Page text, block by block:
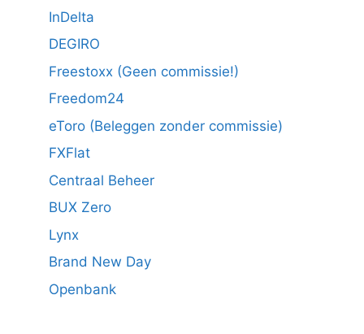
InDelta
DEGIRO
Freestoxx (Geen commissie!)
Freedom24
eToro (Beleggen zonder commissie)
FXFlat
Centraal Beheer
BUX Zero
Lynx
Brand New Day
Openbank